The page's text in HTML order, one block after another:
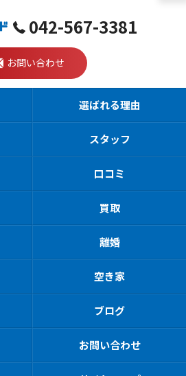
042-567-3381
お問い合わせ
選ばれる理由
スタッフ
口コミ
買取
離婚
空き家
ブログ
お問い合わせ